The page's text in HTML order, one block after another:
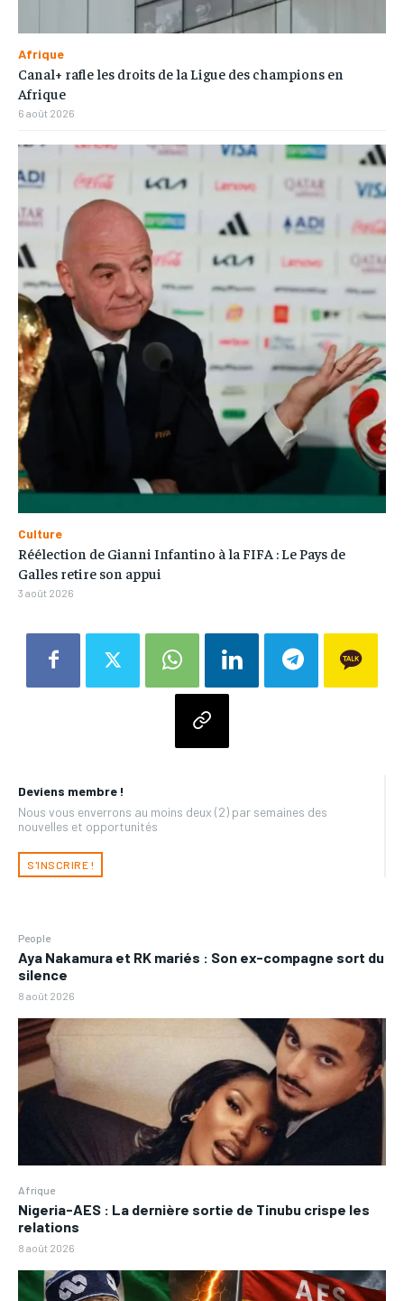
Deviens membre !
Nous vous enverrons au moins deux (2) par semaines des
nouvelles et opportunités
S'INSCRIRE !
People
Aya Nakamura et RK mariés : Son ex-compagne sort du
silence
8 août 2026
Afrique
Nigeria-AES : La dernière sortie de Tinubu crispe les
relations
8 août 2026
Afrique
Canal+ rafle les droits de la Ligue des champions en
Afrique
6 août 2026
Culture
Réélection de Gianni Infantino à la FIFA : Le Pays de
Galles retire son appui
3 août 2026